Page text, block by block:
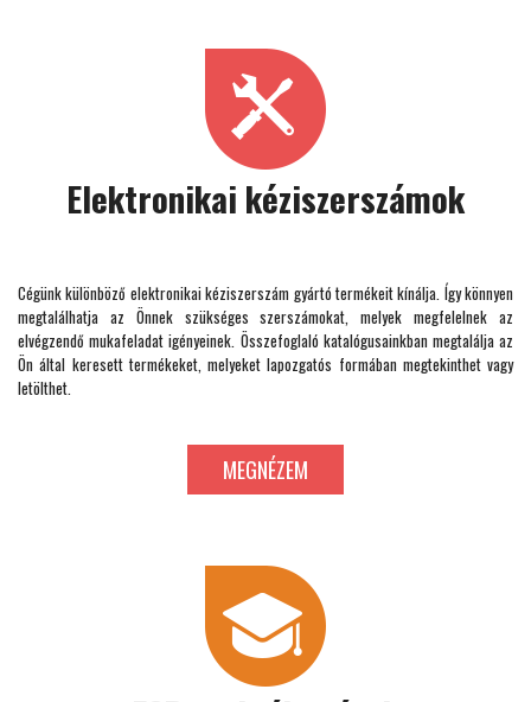
Elektronikai kéziszerszámok
Cégünk különböző elektronikai kéziszerszám gyártó termékeit kínálja. Így könnyen
megtalálhatja az Önnek szükséges szerszámokat, melyek megfelelnek az
elvégzendő mukafeladat igényeinek. Összefoglaló katalógusainkban megtalálja az
Ön által keresett termékeket, melyeket lapozgatós formában megtekinthet vagy
letölthet.
MEGNÉZEM